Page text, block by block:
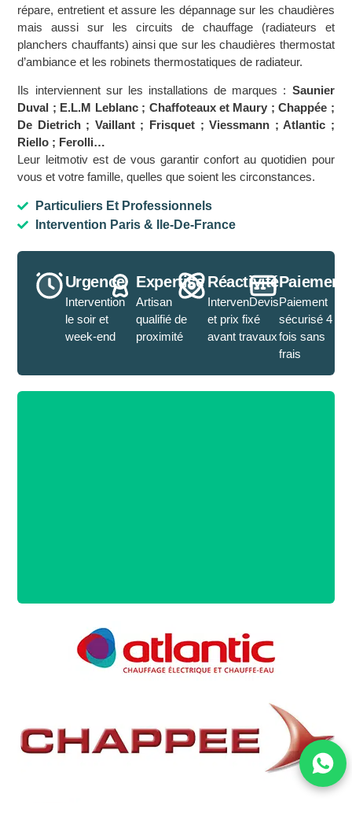
répare, entretient et assure les dépannage sur les chaudières
mais aussi sur les circuits de chauffage (radiateurs et
planchers chauffants) ainsi que sur les chaudières thermostat
d’ambiance et les robinets thermostatiques de radiateur.
Ils interviennent sur les installations de marques : Saunier
Duval ; E.L.M Leblanc ; Chaffoteaux et Maury ; Chappée ;
De Dietrich ; Vaillant ; Frisquet ; Viessmann ; Atlantic ;
Riello ; Ferolli…
Leur leitmotiv est de vous garantir confort au quotidien pour
vous et votre famille, quelles que soient les circonstances.
Particuliers Et Professionnels
Intervention Paris & Ile-De-France
Urgence
Intervention
le soir et
week-end
Expertise
Artisan
qualifié de
proximité
Réactivité
IntervenDevis
et prix fixé
avant travaux
Paiement
Paiement
sécurisé 4
fois sans
frais